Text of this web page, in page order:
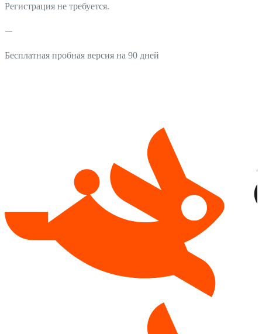
Регистрация не требуется.
Бесплатная пробная версия на 90 дней